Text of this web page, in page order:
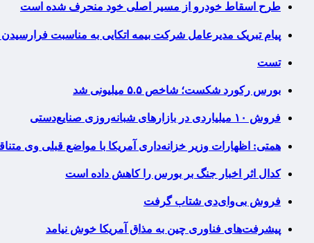
طرح اسقاط خودرو از مسیر اصلی خود منحرف شده است
پیام تبریک مدیرعامل شرکت بیمه اتکایی به مناسبت فرارسیدن
تست
بورس رکورد شکست؛ شاخص ۵.۵ میلیونی شد
فروش ۱۰ میلیاردی در بازارهای شبانه‌روزی صنایع‌دستی
همتی: اظهارات وزیر خزانه‌داری آمریکا با مواضع قبلی وی
کدال اثر اخبار جنگ بر بورس را کاهش داده است
فروش بی‌وای‌دی شتاب گرفت
پیشرفت‌های فناوری چین به مذاق آمریکا خوش نیامد